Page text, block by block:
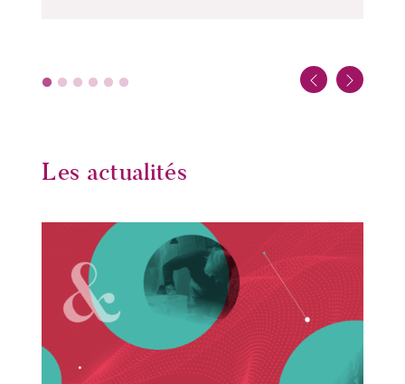
Les actualités